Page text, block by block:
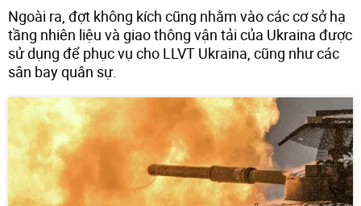
Ngoài ra, đợt không kích cũng nhằm vào các cơ sở hạ
tầng nhiên liệu và giao thông vận tải của Ukraina được
sử dụng để phục vụ cho LLVT Ukraina, cũng như các
sân bay quân sự.